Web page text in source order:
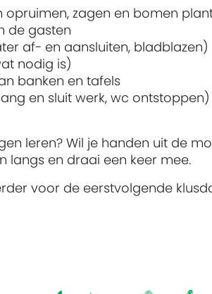
zagen en bomen
de gasten
af- en aansluiten, bladblazen)
nodig is)
banken en tafels
en sluit werk, wc ontstoppen)
leren? Wil je handen uit de
langs en draai een keer mee.
voor de eerstvolgende